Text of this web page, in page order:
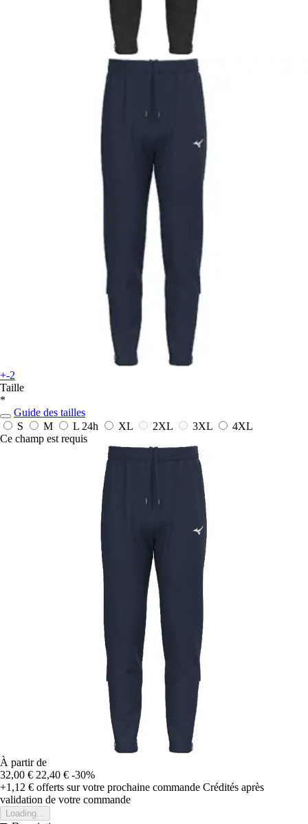
+-2
Taille
*
Guide des tailles
S
M L 24h XL 2XL 3XL
4XL
Ce champ est requis
À partir de
32,00 € 22,40 € -30%
+1,12 € offerts sur votre prochaine commande Crédités après
validation de votre commande
Loading...